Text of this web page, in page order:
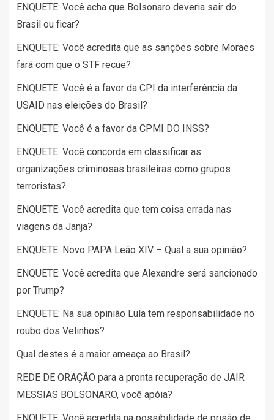
ENQUETE: Você acha que Bolsonaro deveria sair do
Brasil ou ficar?
ENQUETE: Você acredita que as sanções sobre Moraes
fará com que o STF recue?
ENQUETE: Você é a favor da CPI da interferência da
USAID nas eleições do Brasil?
ENQUETE: Você é a favor da CPMI DO INSS?
ENQUETE: Você concorda em classificar as
organizações criminosas brasileiras como grupos
terroristas?
ENQUETE: Você acredita que tem coisa errada nas
viagens da Janja?
ENQUETE: Novo PAPA Leão XIV – Qual a sua opinião?
ENQUETE: Você acredita que Alexandre será sancionado
por Trump?
ENQUETE: Na sua opinião Lula tem responsabilidade no
roubo dos Velinhos?
Qual destes é a maior ameaça ao Brasil?
REDE DE ORAÇÃO para a pronta recuperação de JAIR
MESSIAS BOLSONARO, você apóia?